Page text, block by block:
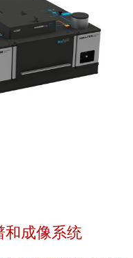
和成像系统